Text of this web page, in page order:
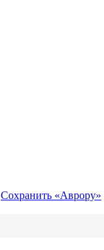
Сохранить «Аврору»